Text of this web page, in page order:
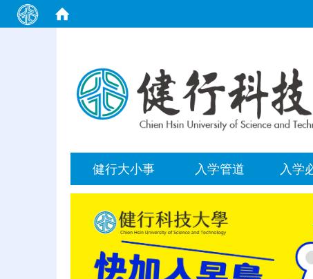
健行大小事 入学管道 入学